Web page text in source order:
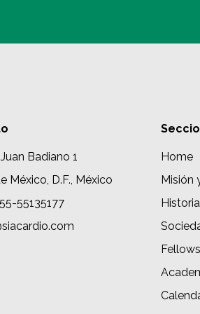
Badiano 1
México, D.F., México
55135177
Home
Misión
Historia
Fellows